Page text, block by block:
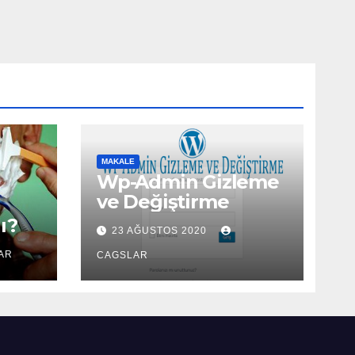
MAKALE
Wp-Admin Gizleme
ve Değiştirme
23 AĞUSTOS 2020
CAGSLAR